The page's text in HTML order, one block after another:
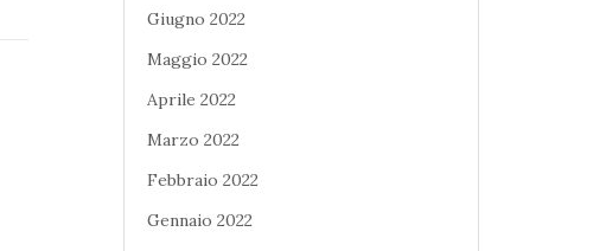
Giugno 2022
Maggio 2022
Aprile 2022
Marzo 2022
Febbraio 2022
Gennaio 2022